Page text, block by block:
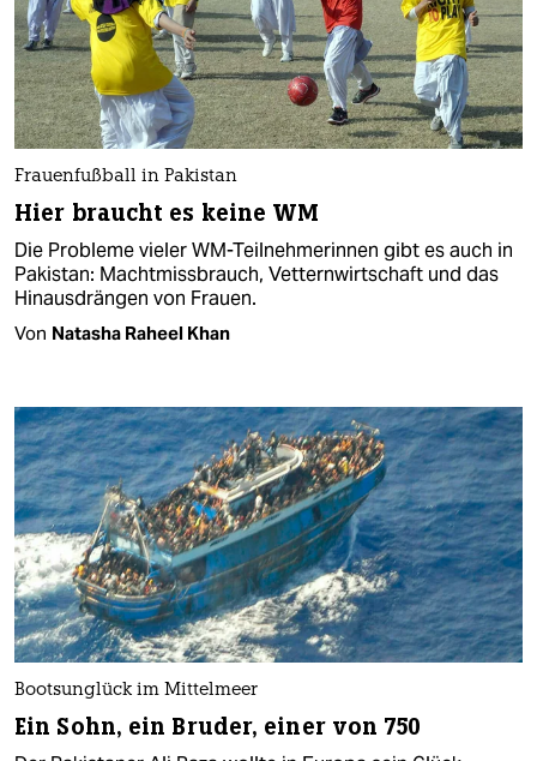
Frauenfußball in Pakistan
Hier braucht es keine WM
Die Probleme vieler WM-Teilnehmerinnen gibt es auch in
Pakistan: Machtmissbrauch, Vetternwirtschaft und das
Hinausdrängen von Frauen.
Von Natasha Raheel Khan
Bootsunglück im Mittelmeer
Ein Sohn, ein Bruder, einer von 750